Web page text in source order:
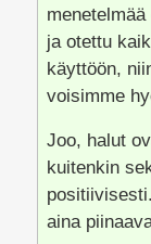
ja otettu
käyttöön,
voisimme
Joo, halut
kuitenkin
aina